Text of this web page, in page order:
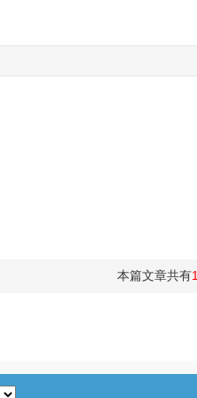
本篇文章共有1